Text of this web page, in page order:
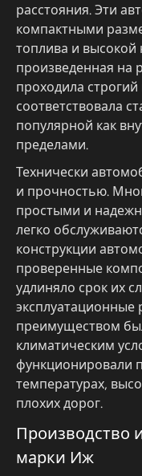
расстояния. Эти
компактными
топлива и высокой
произведенная на
проходила строгий
соответствовала
популярной как
пределами.
Технически
и прочностью.
простыми и
легко
конструкции
проверенные
удлиняло срок их
преимуществом
климатическим
функционировали
температурах,
плохих дорог.
Производство
марки Иж